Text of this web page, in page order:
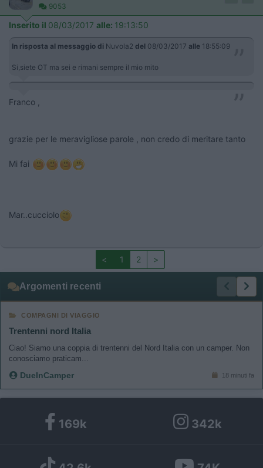
9053
Inserito il 08/03/2017 alle: 19:13:50
In risposta al messaggio di Nuvola2 del 08/03/2017 alle 18:55:09
Si,siete OT ma sei e rimani sempre il mio mito
Franco ,
grazie per le meravigliose parole , non credo di meritare tanto
Mi fai
Mar..cucciolo
< 1 2 >
Argomenti recenti
COMPAGNI DI VIAGGIO
Trentenni nord Italia
Ciao! Siamo una coppia di trentenni del Nord Italia con un camper. Non
conosciamo praticam...
DueInCamper 18 minuti fa
169k 342k